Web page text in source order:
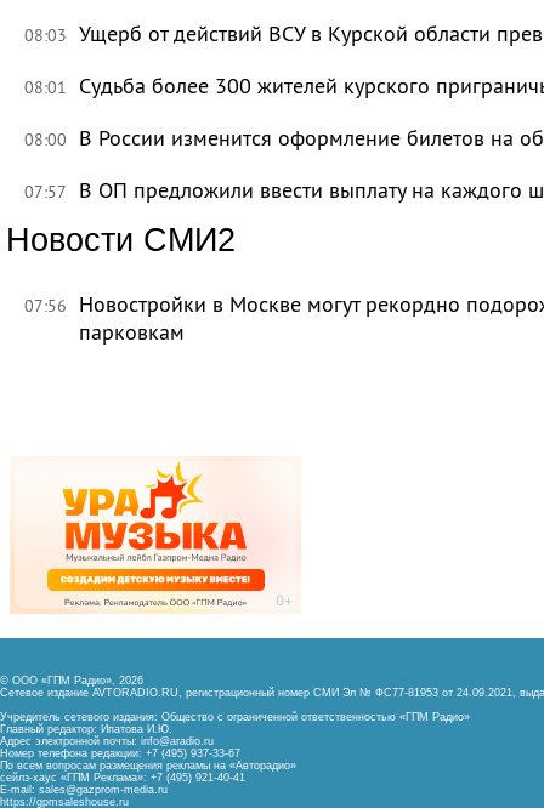
08:03 Ущерб от действий ВСУ в Курской области
08:01 Судьба более 300 жителей курского
08:00 В России изменится оформление билетов на
07:57 В ОП предложили ввести выплату на каждого
Новости СМИ2
07:56
Новостройки в Москве могут рекордно
парковкам
© ООО «ГПМ Радио», 2026
Сетевое издание AVTORADIO.RU, регистрационный номер СМИ Эл № ФС77-81953 от 24.09.2021,
Учредитель сетевого издания: Общество с ограниченной ответственностью «ГПМ Радио»
Главный редактор: Ипатова И.Ю.
Адрес электронной почты: info@aradio.ru
Номер телефона редакции: +7 (495) 937-33-67
По всем вопросам размещения рекламы на «Авторадио»
сейлз-хаус «ГПМ Реклама»: +7 (495) 921-40-41
E-mail: sales@gazprom-media.ru
https://gpmsaleshouse.ru